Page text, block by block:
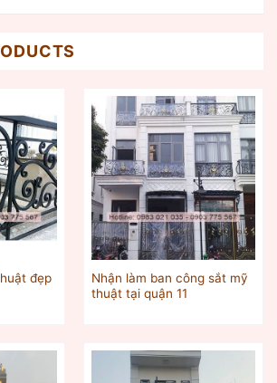
đẹp
Nhận làm ban công sắt mỹ
thuật tại quận 11